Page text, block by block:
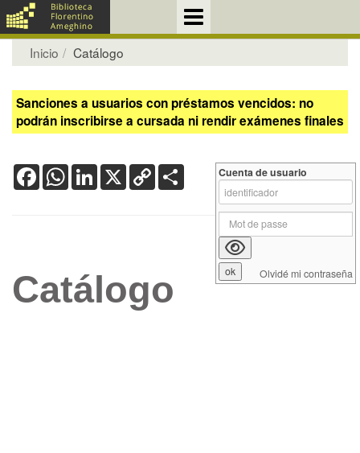
Inicio Catálogo
Sanciones a usuarios con préstamos vencidos: no
podrán inscribirse a cursada ni rendir exámenes finales
FacebookWhatsApp
LinkedIn
X Copy
Link
Catálogo
Cuenta de usuario
Olvidé mi contraseña